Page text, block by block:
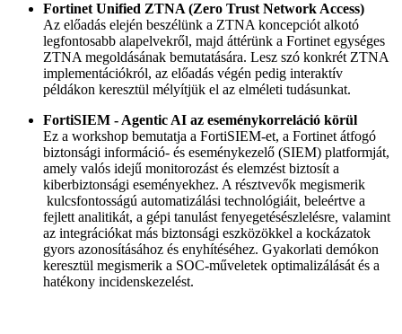
Fortinet Unified ZTNA (Zero Trust Network Access)
Az előadás elején beszélünk a ZTNA koncepciót alkotó
legfontosabb alapelvekről, majd áttérünk a Fortinet egységes
ZTNA megoldásának bemutatására. Lesz szó konkrét ZTNA
implementációkról, az előadás végén pedig interaktív
példákon keresztül mélyítjük el az elméleti tudásunkat.
FortiSIEM - Agentic AI az eseménykorreláció körül
Ez a workshop bemutatja a FortiSIEM-et, a Fortinet átfogó
biztonsági információ- és eseménykezelő (SIEM) platformját,
amely valós idejű monitorozást és elemzést biztosít a
kiberbiztonsági eseményekhez. A résztvevők megismerik
kulcsfontosságú automatizálási technológiáit, beleértve a
fejlett analitikát, a gépi tanulást fenyegetésészlelésre, valamint
az integrációkat más biztonsági eszközökkel a kockázatok
gyors azonosításához és enyhítéséhez. Gyakorlati demókon
keresztül megismerik a SOC-műveletek optimalizálását és a
hatékony incidenskezelést.